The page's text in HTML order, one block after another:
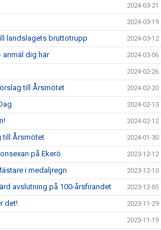
2024-03-21
2024-03-19
landslagets bruttotrupp 2024-03-12
anmäl dig här 2024-03-06
2024-02-26
till Årsmötet 2024-02-20
2024-02-13
2024-02-12
till Årsmötet 2024-01-30
på Ekerö 2023-12-12
i medaljregn 2023-12-10
avslutning på 100-årsfirandet 2023-12-05
det! 2023-11-29
2023-11-19